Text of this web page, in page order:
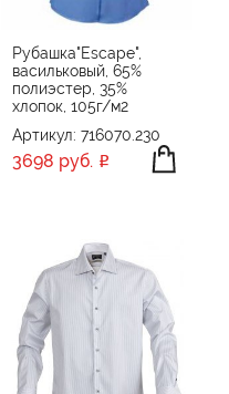
Рубашка"Escape",
васильковый, 65%
полиэстер, 35%
хлопок, 105г/м2
Артикул: 716070.230
3698 руб.